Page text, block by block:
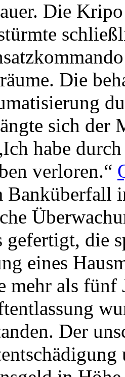
Die
Die
sich der
habe
verloren.“
Banküberfall
gefertigt, die
eines
mehr als fünf
Der